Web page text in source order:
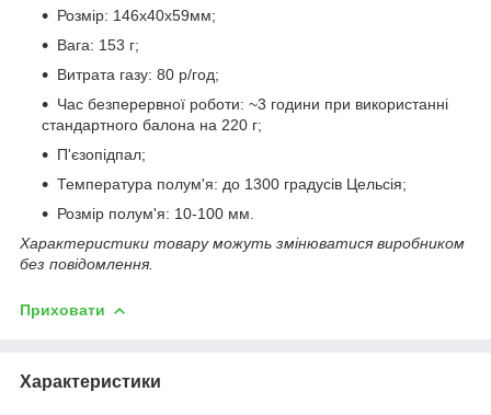
Розмір: 146х40х59мм;
Вага: 153 г;
Витрата газу: 80 р/год;
Час безперервної роботи: ~3 години при використанні
стандартного балона на 220 г;
П'єзопідпал;
Температура полум'я: до 1300 градусів Цельсія;
Розмір полум'я: 10-100 мм.
Характеристики товару можуть змінюватися виробником
без повідомлення.
Приховати
Характеристики